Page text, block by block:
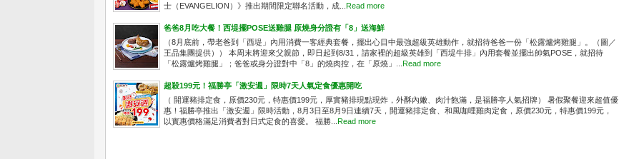
士（EVANGELION）》推出期間限定聯名活動，成... Read more
爸爸8月吃大餐！西堤擺POSE送雞腿 原燒身分證有「8」送海鮮
（8月底前，帶老爸到「西堤」內用消費一客經典套餐，擺出心目中最強超級英雄動作，就招待爸爸一份「松露爐烤雞腿」。（圖／
王品集團提供）） 本周末將迎來父親節，即日起到8/31，請家裡的超級英雄到「西堤牛排」內用套餐並擺出帥氣POSE，就招待
「松露爐烤雞腿」；爸爸或身分證對中「8」的燒肉控，在「原燒」... Read more
超殺199元！福勝亭「激安週」限時7天人氣定食優惠開吃
（ 開運豬排定食，原價230元，特惠價199元，厚實豬排現點現炸，外酥內嫩、肉汁飽滿，是福勝亭人氣招牌） 暑假聚餐迎來超值優
惠！福勝亭推出「激安週」限時活動，8月3日至8月9日連續7天，開運豬排定食、和風咖哩雞肉定食，原價230元，特惠價199元，
以實惠價格滿足消費者對日式定食的喜愛。 福勝... Read more